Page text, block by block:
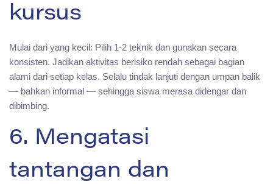
kursus
Mulai dari yang kecil: Pilih 1-2 teknik dan gunakan secara
konsisten. Jadikan aktivitas berisiko rendah sebagai bagian
alami dari setiap kelas. Selalu tindak lanjuti dengan umpan balik
— bahkan informal — sehingga siswa merasa didengar dan
dibimbing.
6. Mengatasi
tantangan dan